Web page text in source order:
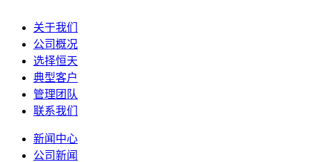
关于我们
公司概况
选择恒天
典型客户
管理团队
联系我们
新闻中心
公司新闻